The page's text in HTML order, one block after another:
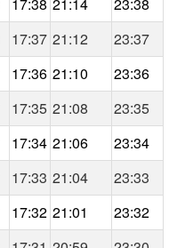
17:37 21:12
23:37
17:36 21:10
23:36
17:35 21:08
23:35
17:34 21:06
23:34
17:33 21:04
23:33
17:32 21:01
23:32